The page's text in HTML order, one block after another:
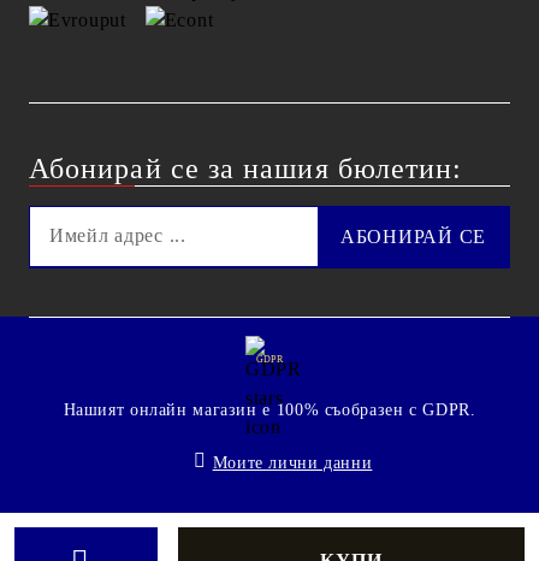
Абонирай се за нашия бюлетин:
GDPR
Нашият онлайн магазин е 100% съобразен с GDPR.
Моите лични данни